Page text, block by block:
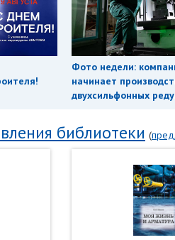
Фото недели:
начинает
двухсильфонных
библиотеки (